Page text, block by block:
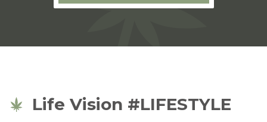
Life Vision #LIFESTYLE